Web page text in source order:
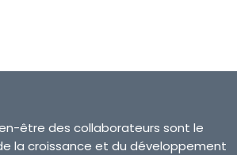
être des collaborateurs sont le
la croissance et du développement